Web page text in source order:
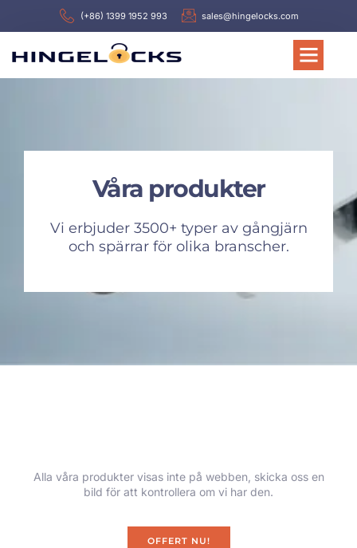
(+86) 1399 1952 993 sales@hingelocks.com
Våra produkter
Vi erbjuder 3500+ typer av gångjärn
och spärrar för olika branscher.
Alla våra produkter visas inte på webben, skicka oss en
bild för att kontrollera om vi har den.
OFFERT NU!